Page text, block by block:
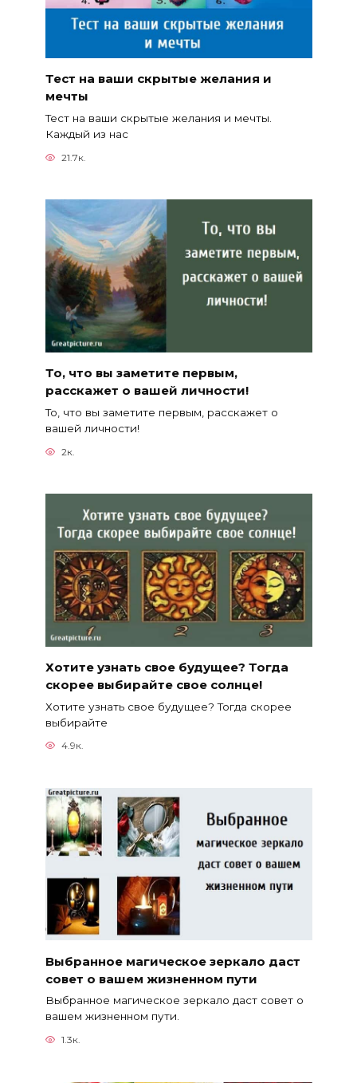
Тест на ваши скрытые желания и
мечты
Тест на ваши скрытые желания и мечты.
Каждый из нас
21.7к.
То, что вы заметите первым,
расскажет о вашей личности!
То, что вы заметите первым, расскажет о
вашей личности!
2к.
Хотите узнать свое будущее? Тогда
скорее выбирайте свое солнце!
Хотите узнать свое будущее? Тогда скорее
выбирайте
4.9к.
Выбранное магическое зеркало даст
совет о вашем жизненном пути
Выбранное магическое зеркало даст совет о
вашем жизненном пути.
1.3к.